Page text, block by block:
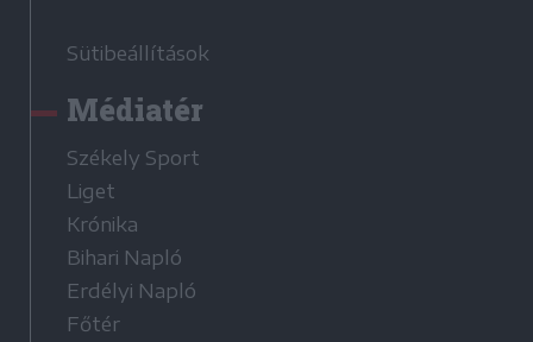
Sütibeállítások
Médiatér
Székely Sport
Liget
Krónika
Bihari Napló
Erdélyi Napló
Főtér